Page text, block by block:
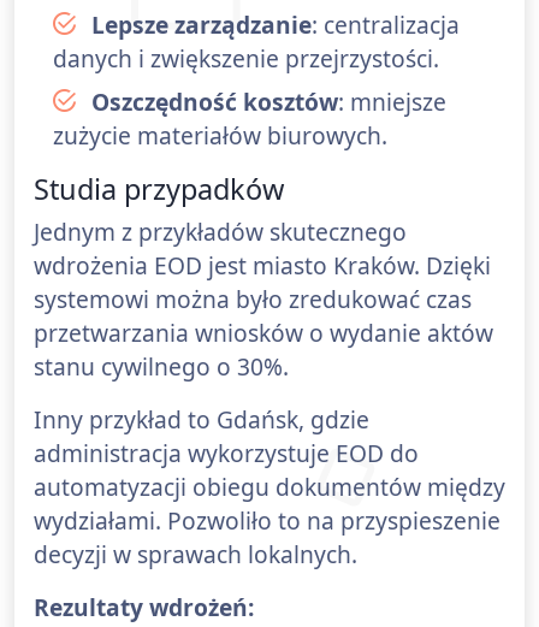
Lepsze zarządzanie: centralizacja
danych i zwiększenie przejrzystości.
Oszczędność kosztów: mniejsze
zużycie materiałów biurowych.
Studia przypadków
Jednym z przykładów skutecznego
wdrożenia EOD jest miasto Kraków. Dzięki
systemowi można było zredukować czas
przetwarzania wniosków o wydanie aktów
stanu cywilnego o 30%.
Inny przykład to Gdańsk, gdzie
administracja wykorzystuje EOD do
automatyzacji obiegu dokumentów między
wydziałami. Pozwoliło to na przyspieszenie
decyzji w sprawach lokalnych.
Rezultaty wdrożeń: